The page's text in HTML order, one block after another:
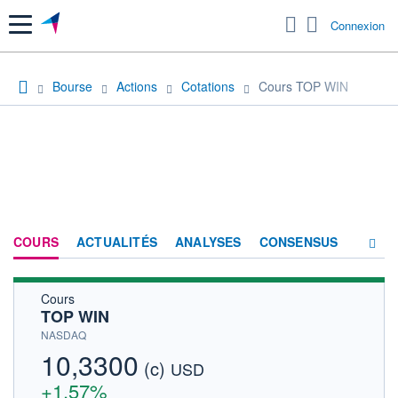
Menu Connexion
Bourse Actions Cotations Cours TOP WIN
COURS ACTUALITÉS ANALYSES CONSENSUS
ACTIONNAIRES
Cours
TOP WIN
NASDAQ
10,3300 (c) USD
+1,57%